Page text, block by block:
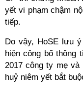
yết vi phạm chậm
tiếp.
Do vậy, HoSE lưu
hiện công bố thông
2017 công ty mẹ
huỷ niêm yết bắt